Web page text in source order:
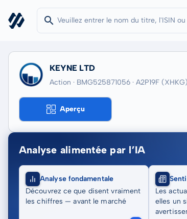
KEYNE LTD
Action · BMG525871056 · A2P19F (XHKG)
Aperçu
Analyse alimentée par l’IA
Analyse fondamentale
Découvrez ce que disent vraiment
les chiffres — avant le marché
Les
elles un